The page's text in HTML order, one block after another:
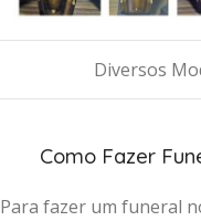
Diversos
Como Fazer
Para fazer um funeral